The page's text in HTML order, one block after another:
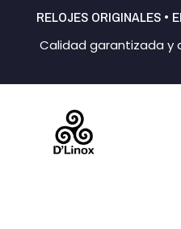
contenido
RELOJES ORIGINALES •
Calidad garantizada y